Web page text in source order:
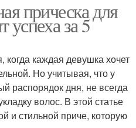
прическа для
успеха за 5
каждая девушка хочет
Но учитывая, что у
распорядок дня, не всегда
волос. В этой статье
и стильной приче, которую